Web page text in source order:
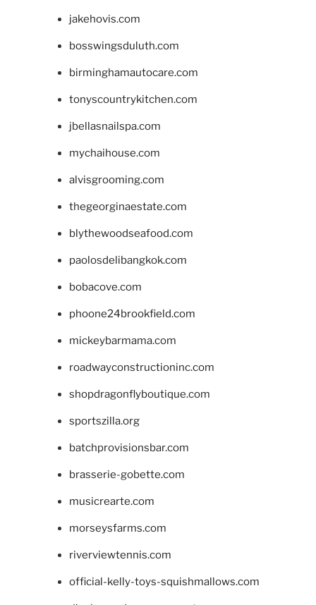
jakehovis.com
bosswingsduluth.com
birminghamautocare.com
tonyscountrykitchen.com
jbellasnailspa.com
mychaihouse.com
alvisgrooming.com
thegeorginaestate.com
blythewoodseafood.com
paolosdelibangkok.com
bobacove.com
phoone24brookfield.com
mickeybarmama.com
roadwayconstructioninc.com
shopdragonflyboutique.com
sportszilla.org
batchprovisionsbar.com
brasserie-gobette.com
musicrearte.com
morseysfarms.com
riverviewtennis.com
official-kelly-toys-squishmallows.com